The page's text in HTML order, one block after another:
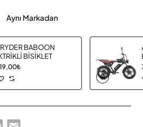
Aynı Markadan
BABOON
BİSİKLET
WhatsApp
Email